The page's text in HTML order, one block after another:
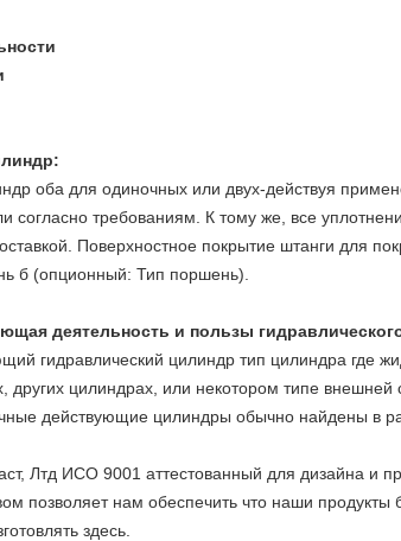
оба для одиночных или двух-действуя
согласно требованиям. К тому же, все
Поверхностное покрытие штанги для
б (опционный: Тип поршень).
деятельность и пользы
гидравлический цилиндр тип цилиндра где
других цилиндрах, или некотором типе
действующие цилиндры обычно найдены в
Лтд ИСО 9001 аттестованный для дизайна и
позволяет нам обеспечить что наши
здесь.